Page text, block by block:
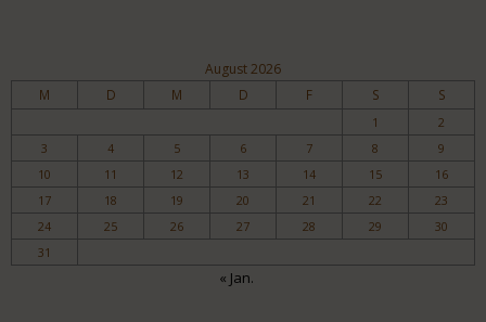
August 2026
M D M D F S S
1
2
3
4 5 6 7 8
9
10
11 12 13 14 15
16
17
18 19 20 21 22
23
24
25 26 27 28 29
30
31
« Jan.